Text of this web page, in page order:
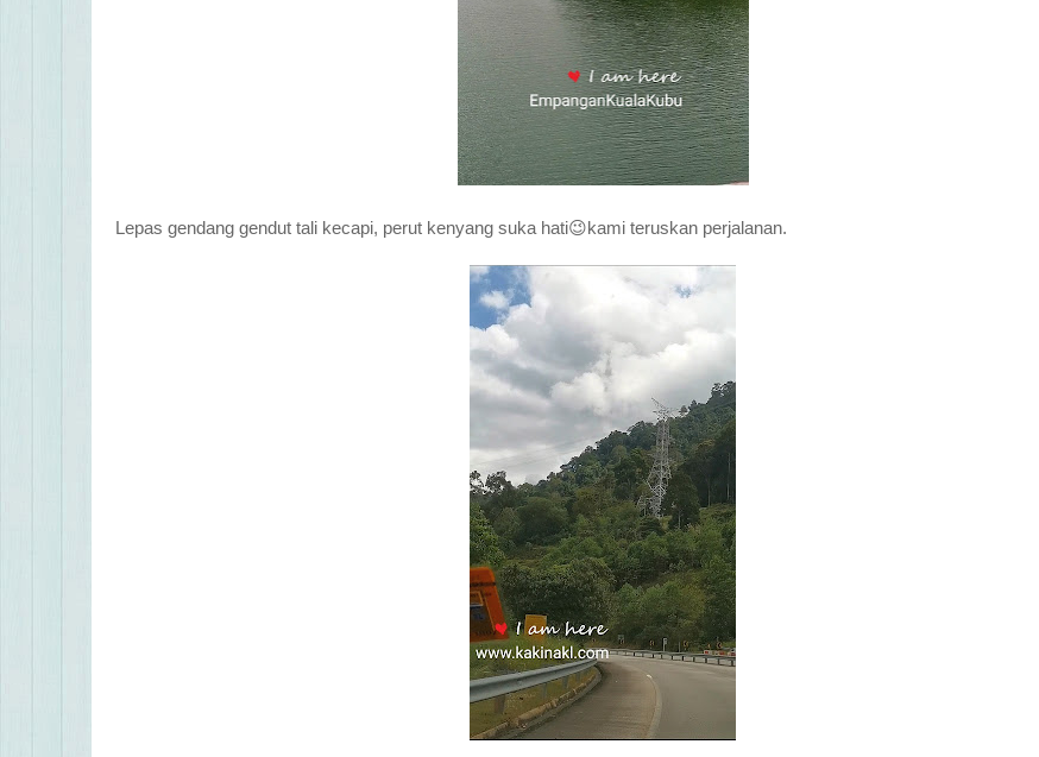
Lepas gendang gendut tali kecapi, perut kenyang suka hati😉kami teruskan perjalanan.